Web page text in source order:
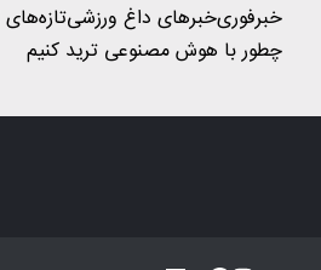
خبرفوریخبرهای داغ ورزشی
چطور با هوش مصنوعی ترید کنیم